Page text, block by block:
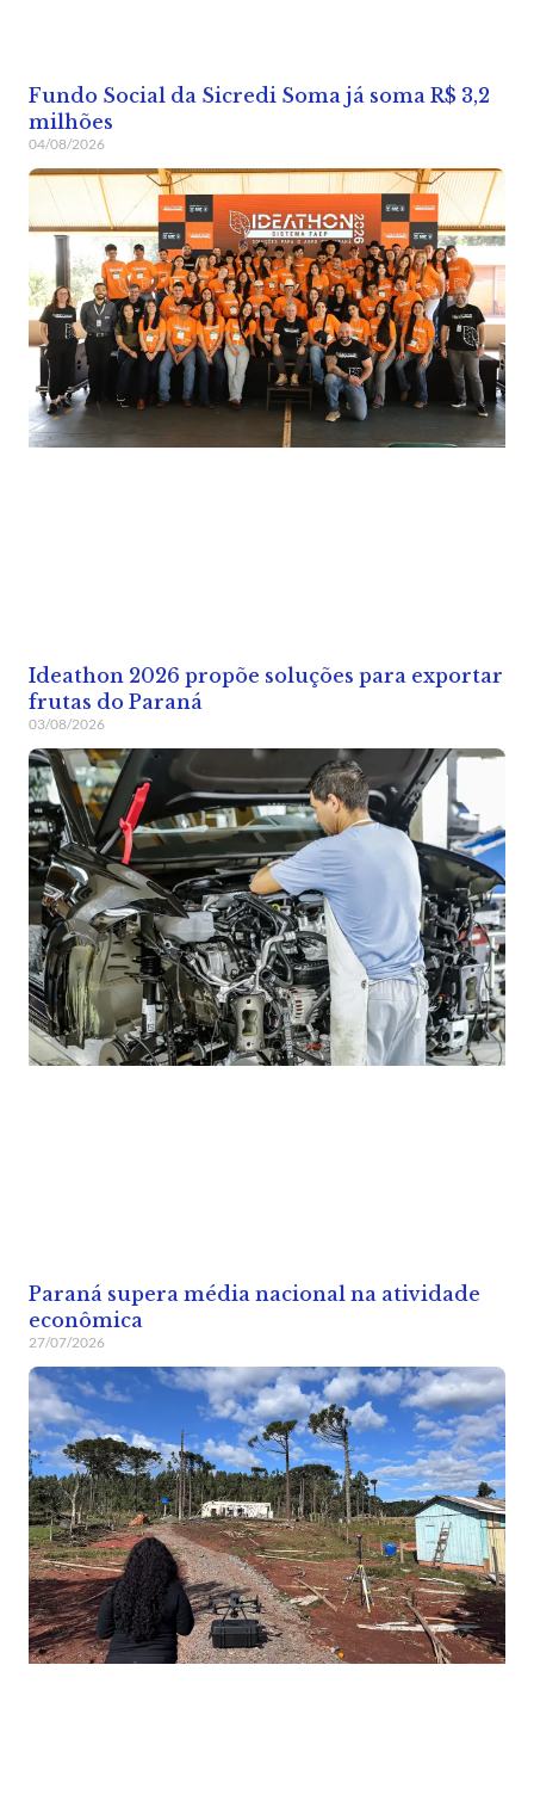
Fundo Social da Sicredi Soma já soma R$ 3,2
milhões
04/08/2026
Ideathon 2026 propõe soluções para exportar
frutas do Paraná
03/08/2026
Paraná supera média nacional na atividade
econômica
27/07/2026